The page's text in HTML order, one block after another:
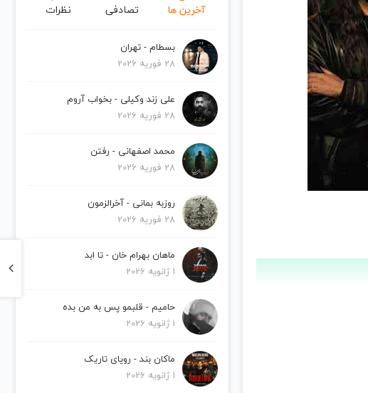
آخرین ها تصادفی نظرات
بسطام - تهران
28 فوریه 2026
علی زند وکیلی - بخواب آروم
28 فوریه 2026
محمد اصفهانی - رفتن
28 فوریه 2026
روزبه بمانی - آخرالزمون
28 فوریه 2026
ماهان بهرام خان - تا ابد
1 ژانویه 2026
حامیم - قلبمو پس به من بده
1 ژانویه 2026
ماکان بند - رویای تاریک
1 ژانویه 2026